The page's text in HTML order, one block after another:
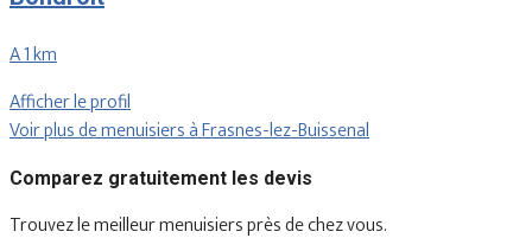
A 1 km
Afficher le profil
Voir plus de menuisiers à Frasnes-lez-Buissenal
Comparez gratuitement les devis
Trouvez le meilleur menuisiers près de chez vous.